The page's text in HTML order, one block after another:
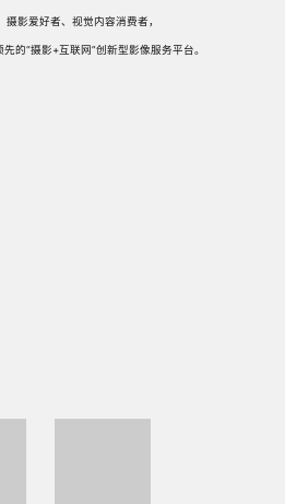
影爱好者、视觉内容消费者，
的“摄影+互联网”创新型影像服务平台。